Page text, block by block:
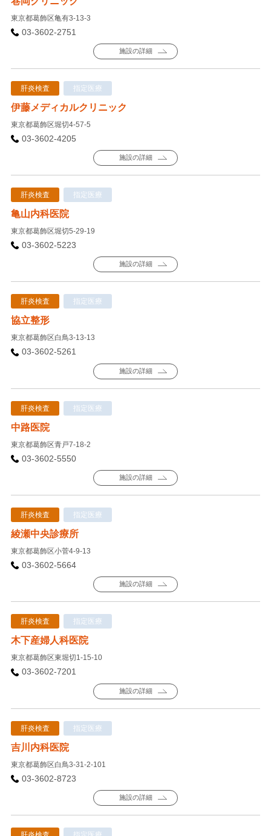
東京都葛飾区亀有3-13-3
03-3602-2751
施設の詳細
肝炎検査 指定医療
伊藤メディカルクリニック
東京都葛飾区堀切4-57-5
03-3602-4205
施設の詳細
肝炎検査 指定医療
亀山内科医院
東京都葛飾区堀切5-29-19
03-3602-5223
施設の詳細
肝炎検査 指定医療
協立整形
東京都葛飾区白鳥3-13-13
03-3602-5261
施設の詳細
肝炎検査 指定医療
中路医院
東京都葛飾区青戸7-18-2
03-3602-5550
施設の詳細
肝炎検査 指定医療
綾瀬中央診療所
東京都葛飾区小菅4-9-13
03-3602-5664
施設の詳細
肝炎検査 指定医療
木下産婦人科医院
東京都葛飾区東堀切1-15-10
03-3602-7201
施設の詳細
肝炎検査 指定医療
吉川内科医院
東京都葛飾区白鳥3-31-2-101
03-3602-8723
施設の詳細